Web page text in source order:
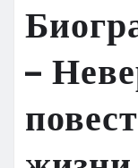
–